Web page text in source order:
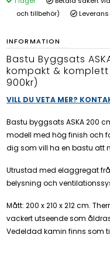
och tillbehör)
INFORMATION
Bastu Byggsats
kompakt & komplett
900kr)
VILL DU VETA MER?
Bastu byggsats ASKA 200
modell med hög finish och
dig som vill ha en bastu att
Utrustad med elaggregat
belysning och
Mått: 200 x 210 x 212 cm.
vackert utseende som
Vedeldad kamin finns som